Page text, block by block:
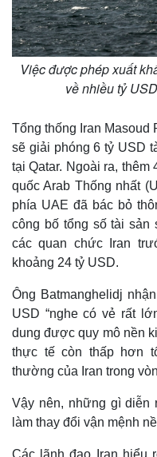
Kinh tế
Bất động sản
Khởi nghiệp
Việc được phép xuất
về nhiều tỷ
Tổng thống Iran Masoud
sẽ giải phóng 6 tỷ USD
tại Qatar. Ngoài ra,
quốc Arab Thống nhất
phía UAE đã bác bỏ
công bố tổng số tài sản
các quan chức Iran
khoảng 24 tỷ USD.
Ông Batmanghelidj
USD “nghe có vẻ rất
dung được quy mô nền
thực tế còn thấp hơn
thường của Iran trong
Vậy nên, những gì diễn
làm thay đổi vận mệnh